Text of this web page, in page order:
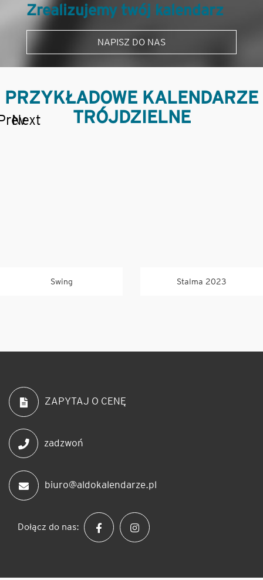
Zrealizujemy twój kalendarz
NAPISZ DO NAS
PRZYKŁADOWE KALENDARZE
TRÓJDZIELNE
Swing Stalma 2023
Next
ZAPYTAJ O CENĘ
zadzwoń
biuro@aldokalendarze.pl
Dołącz do nas: